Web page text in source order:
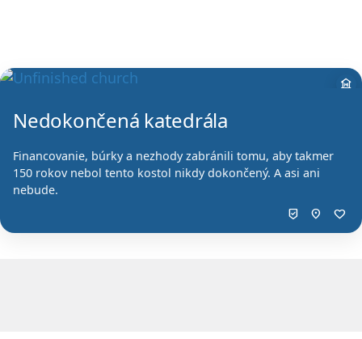
museum
Nedokončená katedrála
Financovanie, búrky a nezhody zabránili tomu, aby takmer
150 rokov nebol tento kostol nikdy dokončený. A asi ani
nebude.
beenhere
location_on favorite